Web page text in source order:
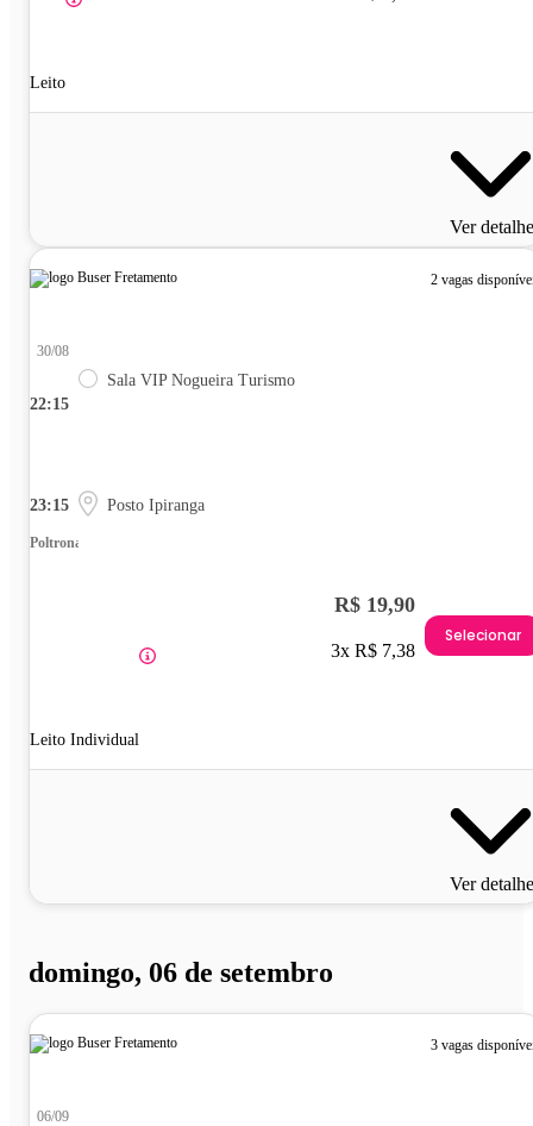
Leito
Ver
2 vagas
22:15
30/08
Sala VIP Nogueira Turismo
23:15 Posto Ipiranga
Poltrona
Leito Individual
R$ 19,90
3x R$ 7,38
Selecionar
Ver
domingo, 06 de setembro
3 vagas
06/09